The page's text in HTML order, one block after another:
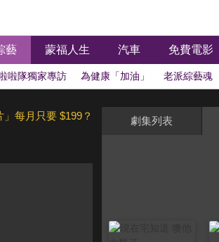
藝 蒙福人生 汽車 免費電影
啦隊獨家專訪 為健康「加油」 老派綜藝魂
」每月只要 $199？ 劇集列表